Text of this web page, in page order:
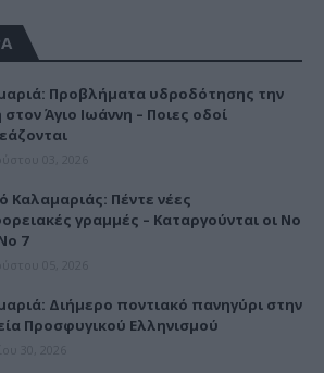
Προβλήματα υδροδότησης την
στον Άγιο Ιωάννη – Ποιες οδοί
Καλαμαριάς: Πέντε νέες
γραμμές – Καταργούνται οι Νο
7
Διήμερο ποντιακό πανηγύρι στην
Προσφυγικού Ελληνισμού